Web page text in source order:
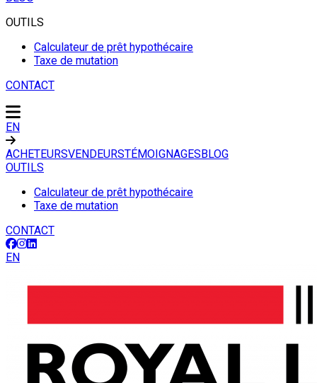
OUTILS
Calculateur de prêt hypothécaire
Taxe de mutation
CONTACT
EN
ACHETEURSVENDEURSTÉMOIGNAGESBLOG
OUTILS
Calculateur de prêt hypothécaire
Taxe de mutation
CONTACT
EN